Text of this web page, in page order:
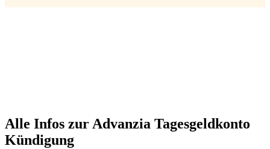
Alle Infos zur Advanzia Tagesgeldkonto
Kündigung